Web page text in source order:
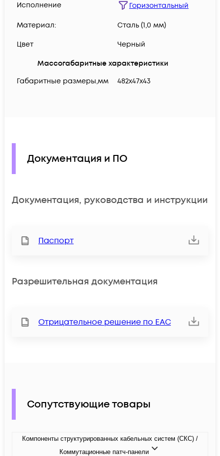
Исполнение Горизонтальный
Материал: Сталь (1,0 мм)
Цвет Черный
Массогабаритные характеристики
Габаритные размеры,мм
482х47х43
Документация и ПО
Документация, руководства и инструкции
Паспорт
Разрешительная документация
Отрицательное решение по ЕАС
Сопутствующие товары
Компоненты структурированных кабельных систем (СКС) /
Коммутационные патч-панели